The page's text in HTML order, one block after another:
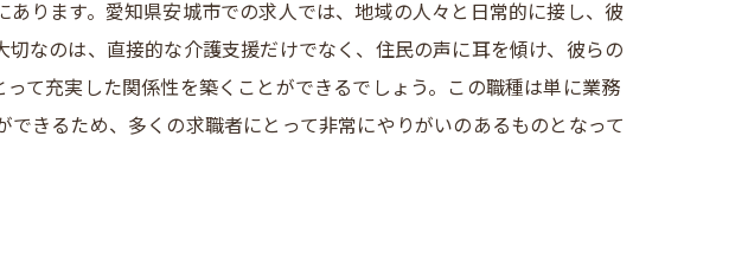
つける
ります。愛知県安城市での求人では、地域の人々と日常的に接し、彼
なのは、直接的な介護支援だけでなく、住民の声に耳を傾け、彼らの
て充実した関係性を築くことができるでしょう。この職種は単に業務
きるため、多くの求職者にとって非常にやりがいのあるものとなって